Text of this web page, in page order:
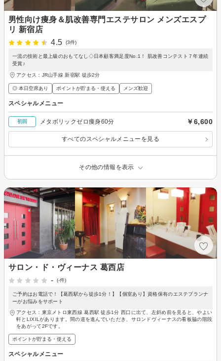
男性向け痩身＆肌改善専門エステサロン メンズエスプ
リ 新宿店
4.5
(3件)
一流の技術と最上級のおもてなし◇日本顧客満足度No.1！ 肌改善コンテスト７年連続
受賞♪
アクセス：JR山手線 新宿駅 徒歩2分
◎ 本日空席あり ポイントが貯まる・使える メンズ歓迎
スペシャルメニュー
初回 メタボリックゼロ痩身60分 ￥6,600
すべてのスペシャルメニューを見る
その他の情報を表示
サロン・ド・ヴィーナス 葛西店
-
(-件)
ご予約はお電話で！【葛西駅から徒歩1分！】【個室あり】資格保有のエステプランナ
ーがお悩みをサポート
アクセス：東京メトロ東西線 葛西駅 徒歩1分 西口に出て、左斜め前を見ると、やよい
軒とLIXILがあります。間の道を進んでいただき、サロンドヴィーナスの看板脇の階段
をあがって2Fです。
ポイントが貯まる・使える
スペシャルメニュー